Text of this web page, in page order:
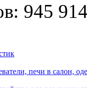
945
печи в салон,